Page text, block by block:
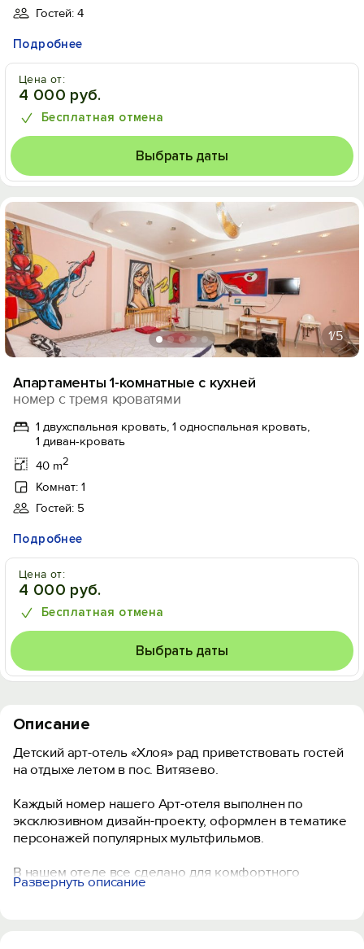
Гостей: 4
Подробнее
Цена от:
4 000 руб.
Бесплатная отмена
Выбрать даты
1/5
Апартаменты 1-комнатные с кухней
номер с тремя кроватями
1 двухспальная кровать, 1 односпальная кровать,
1 диван-кровать
40 m2
Комнат: 1
Гостей: 5
Подробнее
Цена от:
4 000 руб.
Бесплатная отмена
Выбрать даты
Описание
Детский арт-отель «Хлоя» рад приветствовать гостей
на отдыхе летом в пос. Витязево.
Каждый номер нашего Арт-отеля выполнен по
эксклюзивном дизайн-проекту, оформлен в тематике
персонажей популярных мультфильмов.
В нашем отеле все сделано для комфортного
пребывания детей и их родителей. Имеется
Развернуть описание